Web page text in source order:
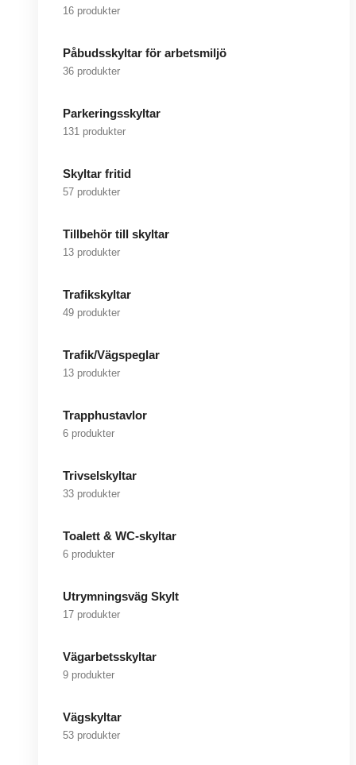
16 produkter
Påbudsskyltar för arbetsmiljö
36 produkter
Parkeringsskyltar
131 produkter
Skyltar fritid
57 produkter
Tillbehör till skyltar
13 produkter
Trafikskyltar
49 produkter
Trafik/Vägspeglar
13 produkter
Trapphustavlor
6 produkter
Trivselskyltar
33 produkter
Toalett & WC-skyltar
6 produkter
Utrymningsväg Skylt
17 produkter
Vägarbetsskyltar
9 produkter
Vägskyltar
53 produkter